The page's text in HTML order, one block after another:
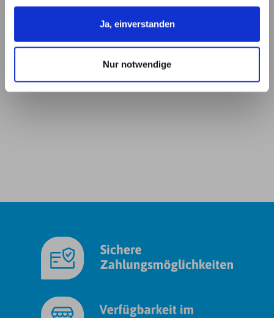
Informationen möglicherweise mit weiteren Daten
zusammen, die Sie ihnen bereitgestellt haben oder die
sie im Rahmen Ihrer Nutzung der Dienste gesammelt
Datenschutzerklärung. Link zu
unsererDatenschutzerklärung. Link zumImpressum.
Ja, einverstanden
Nur notwendige